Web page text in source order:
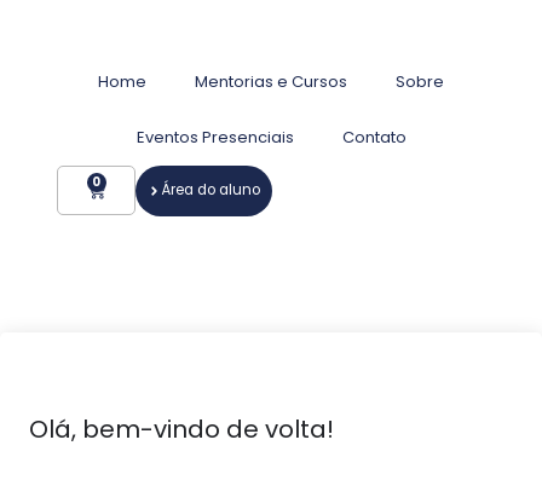
Home Mentorias e Cursos Sobre
Eventos Presenciais Contato
0 Área do aluno
Olá, bem-vindo de volta!